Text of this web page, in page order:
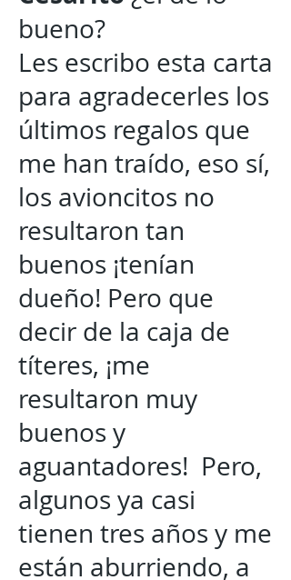
bueno?
Les escribo esta carta
para agradecerles los
últimos regalos que
me han traído, eso sí,
los avioncitos no
resultaron tan
buenos ¡tenían
dueño! Pero que
decir de la caja de
títeres, ¡me
resultaron muy
buenos y
aguantadores! Pero,
algunos ya casi
tienen tres años y me
están aburriendo, a